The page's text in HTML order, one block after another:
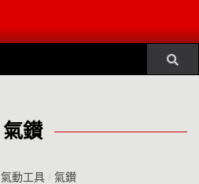
氣鑚
氣動工具 / 氣鑚